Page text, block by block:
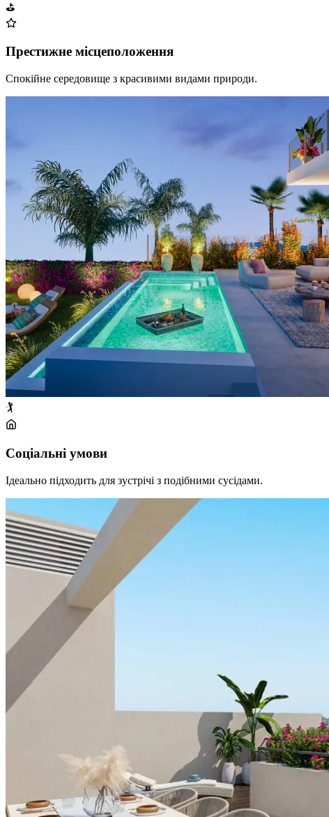
⛳
Престижне місцеположення
Спокійне середовище з красивими видами природи.
🏌️
Соціальні умови
Ідеально підходить для зустрічі з подібними сусідами.